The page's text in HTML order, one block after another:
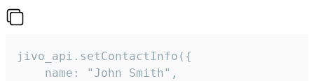
jivo_api.setContactInfo({
    name: "John Smith",